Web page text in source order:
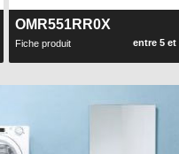
OMR551RR0X
Fiche produit entre 5 et